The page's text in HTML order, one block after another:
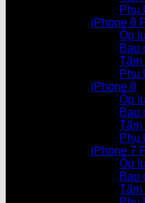
Phụ
iPhone 8
Ốp
Bao
Tấm
Phụ
iPhone 8
Ốp
Bao
Tấm
Phụ
iPhone 7
Ốp
Bao
Tấm